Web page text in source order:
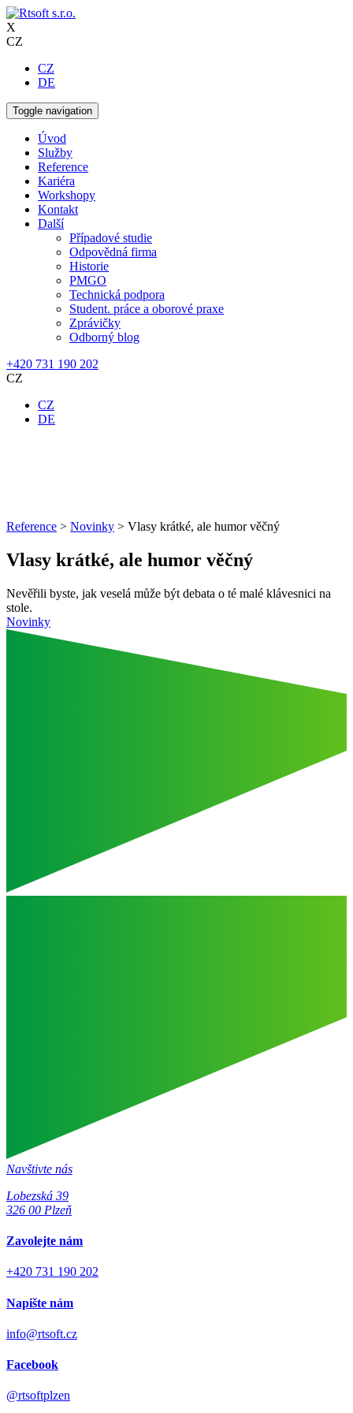
X
CZ
CZ
DE
Toggle navigation
Úvod
Služby
Reference
Kariéra
Workshopy
Kontakt
Další
Případové studie
Odpovědná firma
Historie
PMGO
Technická podpora
Student. práce a oborové praxe
Zprávičky
Odborný blog
+420 731 190 202
CZ
CZ
DE
Reference > Novinky > Vlasy krátké, ale humor věčný
Vlasy krátké, ale humor věčný
Nevěřili byste, jak veselá může být debata o té malé klávesnici na
stole.
Novinky
Navštivte nás
Lobezská 39
326 00 Plzeň
Zavolejte nám
+420 731 190 202
Napište nám
info@rtsoft.cz
Facebook
@rtsoftplzen